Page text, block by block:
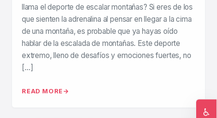
llama el deporte de escalar montañas? Si eres de los
que sienten la adrenalina al pensar en llegar a la cima
de una montaña, es probable que ya hayas oído
hablar de la escalada de montañas. Este deporte
extremo, lleno de desafíos y emociones fuertes, no
[…]
READ MORE
♿